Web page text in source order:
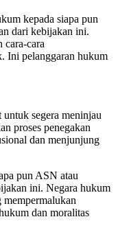
kepada siapa pun
dari kebijakan ini.
cara-cara
Ini pelanggaran hukum
segera meninjau
proses penegakan
dan menjunjung
pun ASN atau
ini. Negara hukum
dan moralitas